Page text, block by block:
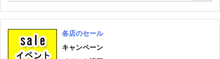
各店のセール
キャンペーン